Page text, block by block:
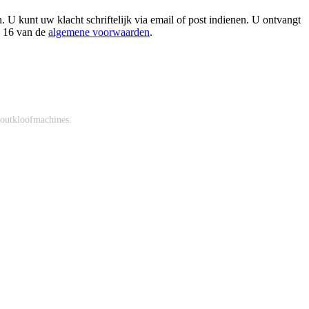
U kunt uw klacht schriftelijk via email of post indienen. U ontvangt
van de algemene voorwaarden.